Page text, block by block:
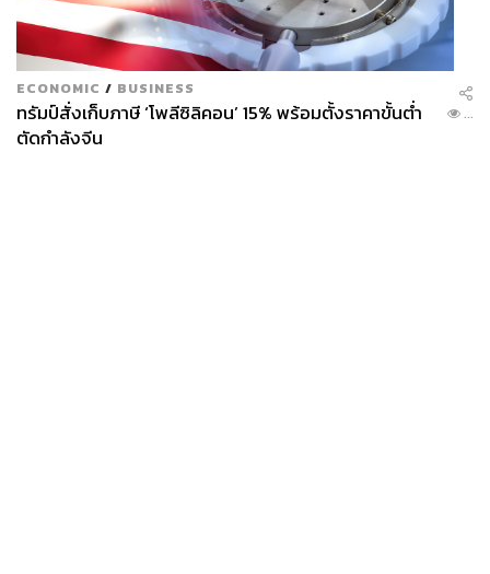
ECONOMIC / BUSINESS
ทรัมป์สั่งเก็บภาษี ‘โพลีซิลิคอน’ 15% พร้อมตั้งราคาขั้นต่ำ
ตัดกำลังจีน
...